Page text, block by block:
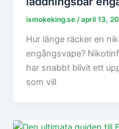
ismokeking.se /april 13,
Hur länge räcker en
engångsvape?
har snabbt blivit ett
som vill